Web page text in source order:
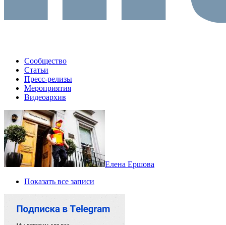
Сообщество
Статьи
Пресс-релизы
Мероприятия
Видеоархив
Елена Ершова
Показать все записи